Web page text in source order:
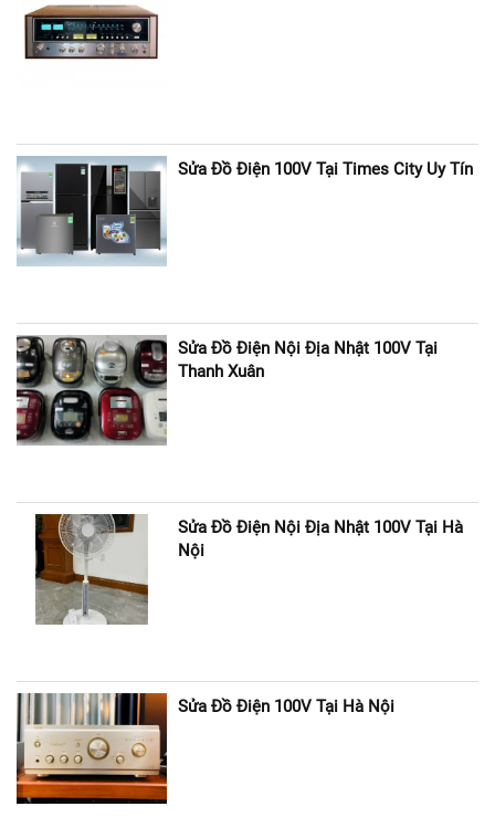
Sửa Đồ Điện 100V Tại Times City Uy Tín
Sửa Đồ Điện Nội Địa Nhật 100V Tại
Thanh Xuân
Sửa Đồ Điện Nội Địa Nhật 100V Tại Hà
Nội
Sửa Đồ Điện 100V Tại Hà Nội